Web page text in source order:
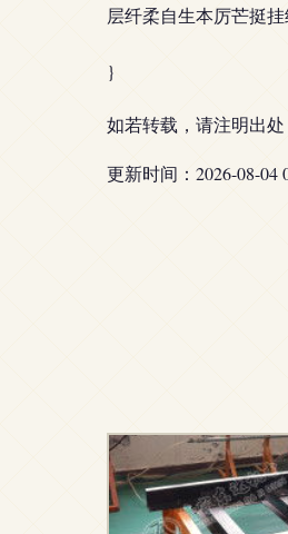
层纤柔自生本厉芒挺
}
如若转载，请注明出处
更新时间：2026-08-04